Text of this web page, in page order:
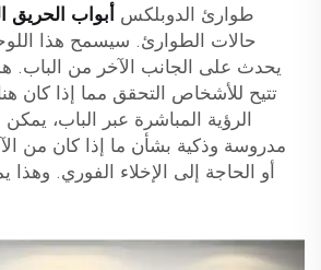
طوارئ الدوبلكس أبواب الحريق
حالات الطوارئ. سيسمح هذا
يحدث على الجانب الآخر من الباب.
تتيح للأشخاص التحقق مما إذا كان
الرؤية المباشرة عبر الباب، يمكن
مدروسة وذكية بشأن ما إذا كان من
أو الحاجة إلى الإخلاء الفوري. وهذا